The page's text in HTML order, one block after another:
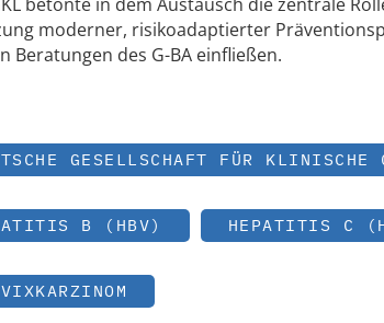
moderner, risikoadaptierter
Beratungen des G-BA einfließen.
GESELLSCHAFT FÜR KLINISCHE
B (HBV) HEPATITIS C